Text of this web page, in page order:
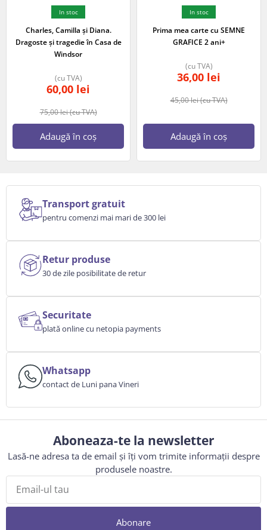
In stoc
Charles, Camilla și Diana.
Dragoste și tragedie în Casa de
Windsor
75,00lei(cu TVA)
60,00 lei
(cu TVA)
Adaugă în coș
In stoc
Prima mea carte cu SEMNE
GRAFICE 2 ani+
45,00lei(cu TVA)
36,00 lei
(cu TVA)
Adaugă în coș
Transport gratuit
pentru comenzi mai mari de 300 lei
Retur produse
30 de zile posibilitate de retur
Securitate
plată online cu netopia payments
Whatsapp
contact de Luni pana Vineri
Aboneaza-te la newsletter
Lasă-ne adresa ta de email și îți vom trimite informații despre
produsele noastre.
Abonare